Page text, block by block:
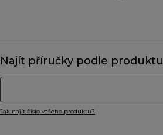
Najít příručky podle produktu
Jak najít číslo vašeho produktu?